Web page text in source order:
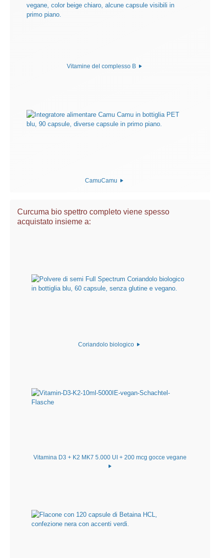
Vitamine del complesso B
CamuCamu
Curcuma bio spettro completo viene spesso
acquistato insieme a:
Coriandolo biologico
Vitamina D3 + K2 MK7 5.000 UI + 200 mcg gocce vegane